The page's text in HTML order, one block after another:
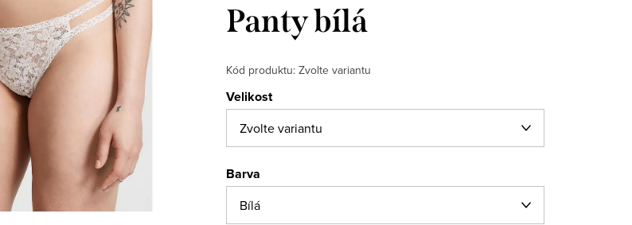
Panty bílá
Kód produktu: Zvolte variantu
Velikost
Barva